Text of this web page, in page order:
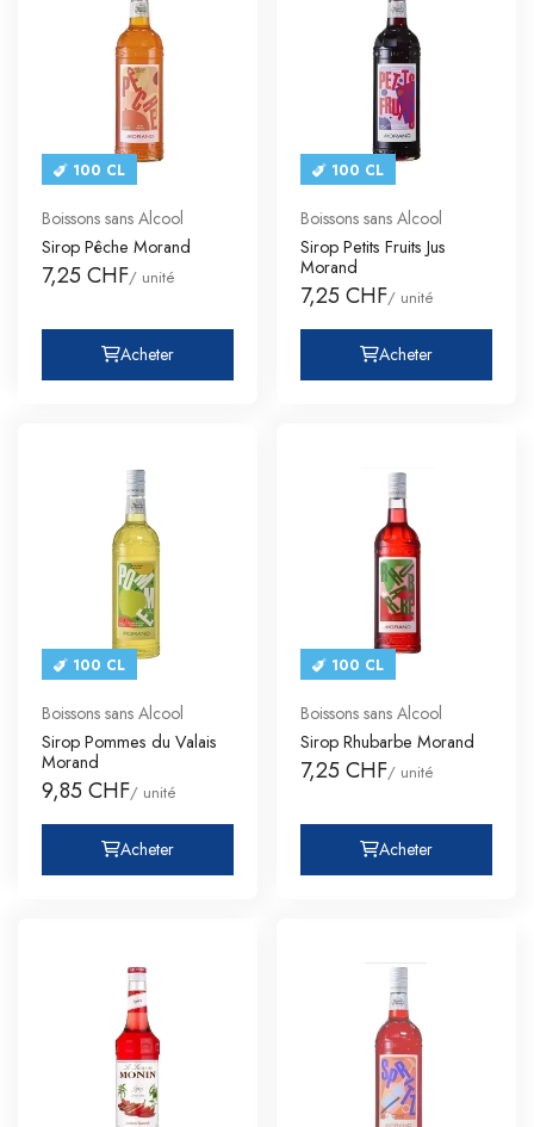
100 CL
Boissons sans Alcool
Sirop Pêche Morand
7,25 CHF/ unité
Acheter
100 CL
Boissons sans Alcool
Sirop Petits Fruits Jus
Morand
7,25 CHF/ unité
Acheter
100 CL
Boissons sans Alcool
Sirop Pommes du Valais
Morand
9,85 CHF/ unité
Acheter
100 CL
Boissons sans Alcool
Sirop Rhubarbe Morand
7,25 CHF/ unité
Acheter